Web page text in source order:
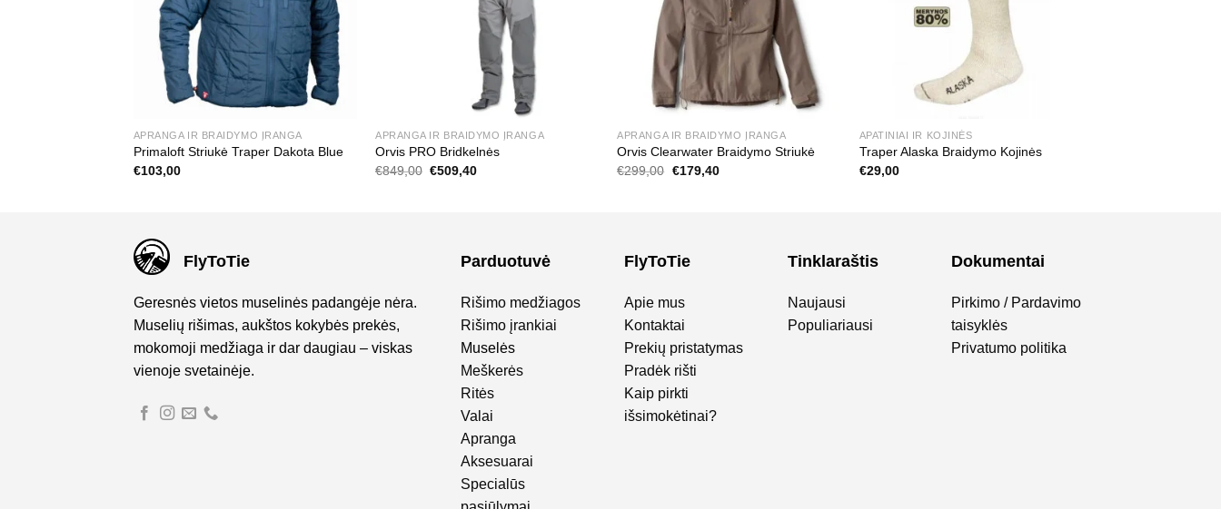
APRANGA IR BRAIDYMO ĮRANGA
Primaloft Striukė Traper Dakota Blue
€103,00
APRANGA IR BRAIDYMO ĮRANGA
Orvis PRO Bridkelnės
€849,00 Original
€509,40Current
APRANGA IR BRAIDYMO ĮRANGA
Orvis Clearwater Braidymo Striukė
€299,00 Original
€179,40Current
APATINIAI IR KOJINĖS
Traper Alaska Braidymo Kojinės
€29,00
FlyToTie
Geresnės vietos muselinės padangėje nėra.
Muselių rišimas, aukštos kokybės prekės,
mokomoji medžiaga ir dar daugiau – viskas
vienoje svetainėje.
Parduotuvė
Rišimo medžiagos
Rišimo įrankiai
Muselės
Meškerės
Ritės
Valai
Apranga
Aksesuarai
Specialūs
FlyToTie
Apie mus
Kontaktai
Prekių pristatymas
Pradėk rišti
Kaip pirkti
išsimokėtinai?
Tinklaraštis
Naujausi
Populiariausi
Dokumentai
Pirkimo / Pardavimo
taisyklės
Privatumo politika